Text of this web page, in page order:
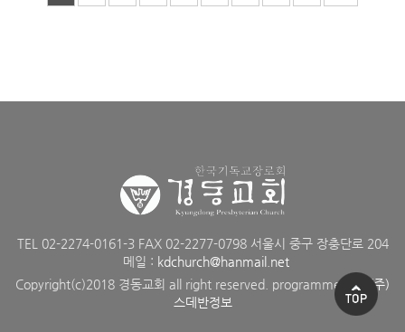
TEL 02-2274-0161-3 FAX 02-2277-0798 서울시 중구 장충단로 204
메일 : kdchurch@hanmail.net
Copyright(c)2018 경동교회 all right reserved. programmed by
(주)
스데반정보